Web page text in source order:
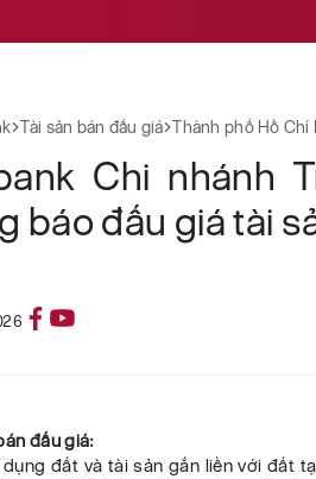
Tài sản bán đấu giá Thành phố Hồ Chí
Chi nhánh
báo đấu giá tài
đấu giá:
dụng đất và tài sản gắn liền với đất